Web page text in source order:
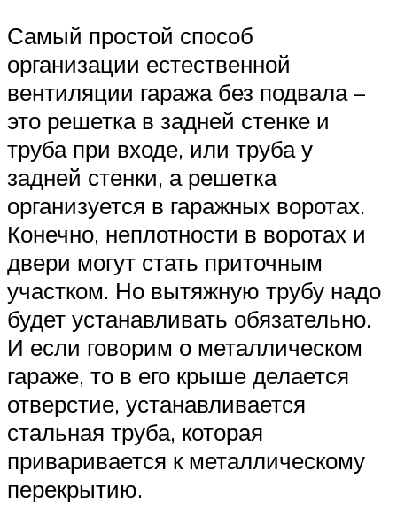
Самый простой способ
организации естественной
вентиляции гаража без подвала –
это решетка в задней стенке и
труба при входе, или труба у
задней стенки, а решетка
организуется в гаражных воротах.
Конечно, неплотности в воротах и
двери могут стать приточным
участком. Но вытяжную трубу надо
будет устанавливать обязательно.
И если говорим о металлическом
гараже, то в его крыше делается
отверстие, устанавливается
стальная труба, которая
приваривается к металлическому
перекрытию.